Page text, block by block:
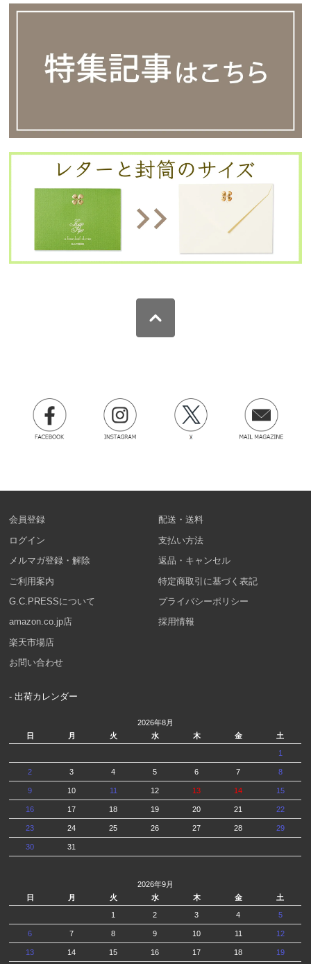
会員登録
ログイン
メルマガ登録・解除
ご利用案内
G.C.PRESSについて
amazon.co.jp店
楽天市場店
お問い合わせ
配送・送料
支払い方法
返品・キャンセル
特定商取引に基づく表記
プライバシーポリシー
採用情報
- 出荷カレンダー
2026年8月
日
月 火 水 木 金 土
1
2 3 4 5 6 7 8
9 10 11 12 13 14 15
16 17 18 19 20 21 22
23 24 25 26 27 28 29
30 31
2026年9月
日
月 火 水 木 金 土
1 2 3 4 5
6 7 8 9 10 11 12
13 14 15 16 17 18 19